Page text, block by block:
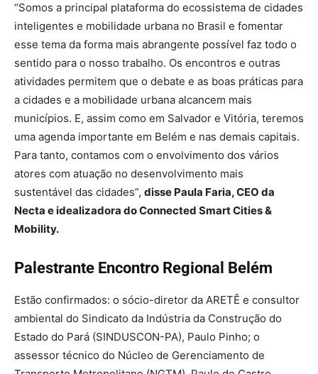
“Somos a principal plataforma do ecossistema de cidades
inteligentes e mobilidade urbana no Brasil e fomentar
esse tema da forma mais abrangente possível faz todo o
sentido para o nosso trabalho. Os encontros e outras
atividades permitem que o debate e as boas práticas para
a cidades e a mobilidade urbana alcancem mais
municípios. E, assim como em Salvador e Vitória, teremos
uma agenda importante em Belém e nas demais capitais.
Para tanto, contamos com o envolvimento dos vários
atores com atuação no desenvolvimento mais
sustentável das cidades”, disse Paula Faria, CEO da
Necta e idealizadora do Connected Smart Cities &
Mobility.
Palestrante Encontro Regional Belém
Estão confirmados: o sócio-diretor da ARETÊ e consultor
ambiental do Sindicato da Indústria da Construção do
Estado do Pará (SINDUSCON-PA), Paulo Pinho; o
assessor técnico do Núcleo de Gerenciamento de